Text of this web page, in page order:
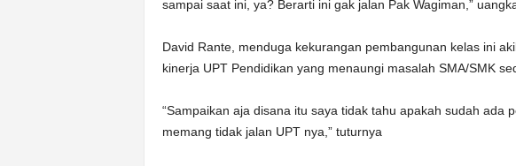
sampai saat ini, ya? Berarti ini gak jalan Pak Wagiman,”
David Rante, menduga kekurangan pembangunan kelas ini
kinerja UPT Pendidikan yang menaungi masalah SMA/SMK
“Sampaikan aja disana itu saya tidak tahu apakah sudah ada
memang tidak jalan UPT nya,” tuturnya